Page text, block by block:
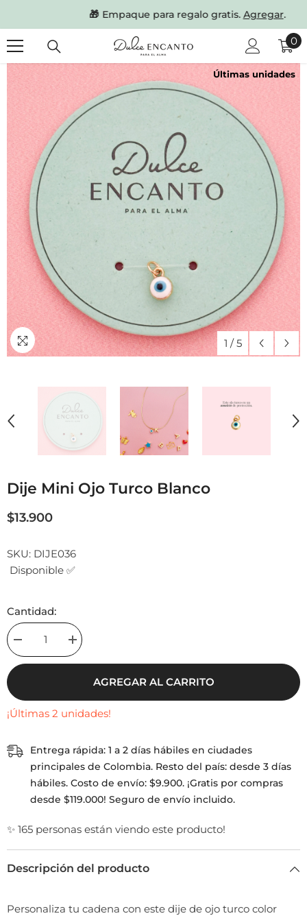
Empaque para regalo gratis. Agregar.
00
Últimas unidades
Últimas unidades
Últimas unidades
Últimas unidades
Últimas unidades
1 / 5
Dije Mini Ojo Turco Blanco
$13.900
SKU: DIJE036
Disponible ✅
Cantidad:
Decrease
quantity
for
Ojo
Blanco
Increase
quantity
for
Blanco
AGREGAR AL CARRITO
¡Últimas 2 unidades!
Entrega rápida: 1 a 2 días hábiles en ciudades
principales de Colombia. Resto del país: desde 3 días
hábiles. Costo de envío: $9.900. ¡Gratis por compras
desde $119.000! Seguro de envío incluido.
✨ 165 personas están viendo este producto!
Descripción del producto
Personaliza tu cadena con este dije de ojo turco color